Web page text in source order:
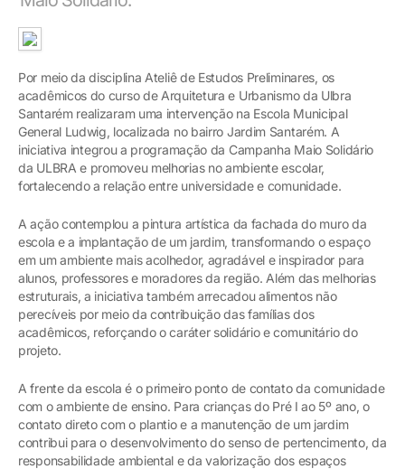
Por meio da disciplina Ateliê de Estudos Preliminares, os
acadêmicos do curso de Arquitetura e Urbanismo da Ulbra
Santarém realizaram uma intervenção na Escola Municipal
General Ludwig, localizada no bairro Jardim Santarém. A
iniciativa integrou a programação da Campanha Maio Solidário
da ULBRA e promoveu melhorias no ambiente escolar,
fortalecendo a relação entre universidade e comunidade.
A ação contemplou a pintura artística da fachada do muro da
escola e a implantação de um jardim, transformando o espaço
em um ambiente mais acolhedor, agradável e inspirador para
alunos, professores e moradores da região. Além das melhorias
estruturais, a iniciativa também arrecadou alimentos não
perecíveis por meio da contribuição das famílias dos
acadêmicos, reforçando o caráter solidário e comunitário do
projeto.
A frente da escola é o primeiro ponto de contato da comunidade
com o ambiente de ensino. Para crianças do Pré I ao 5º ano, o
contato direto com o plantio e a manutenção de um jardim
contribui para o desenvolvimento do senso de pertencimento, da
responsabilidade ambiental e da valorização dos espaços